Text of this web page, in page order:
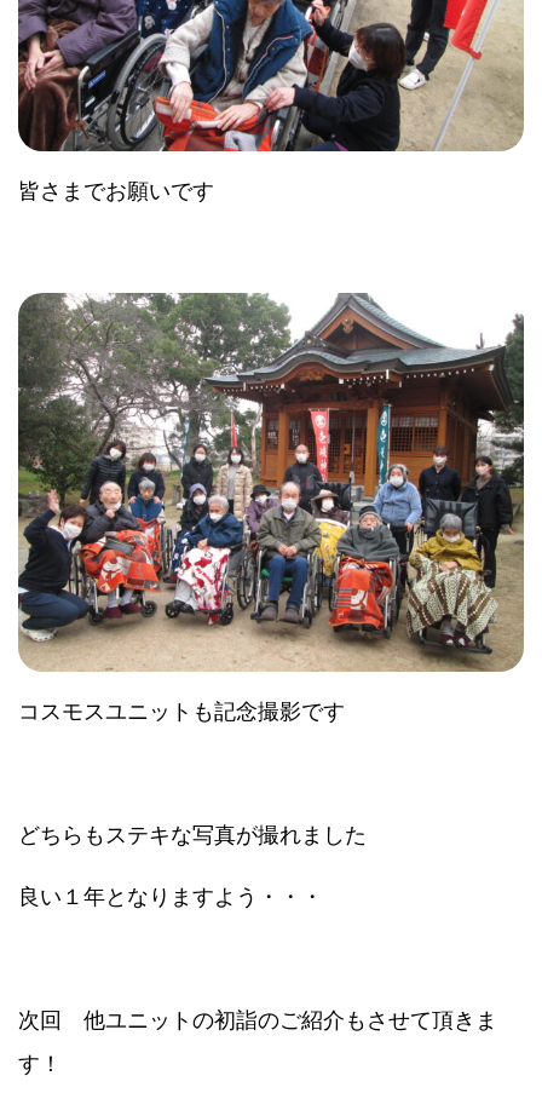
皆さまでお願いです
コスモスユニットも記念撮影です
どちらもステキな写真が撮れました
良い１年となりますよう・・・
次回 他ユニットの初詣のご紹介もさせて頂きま
す！